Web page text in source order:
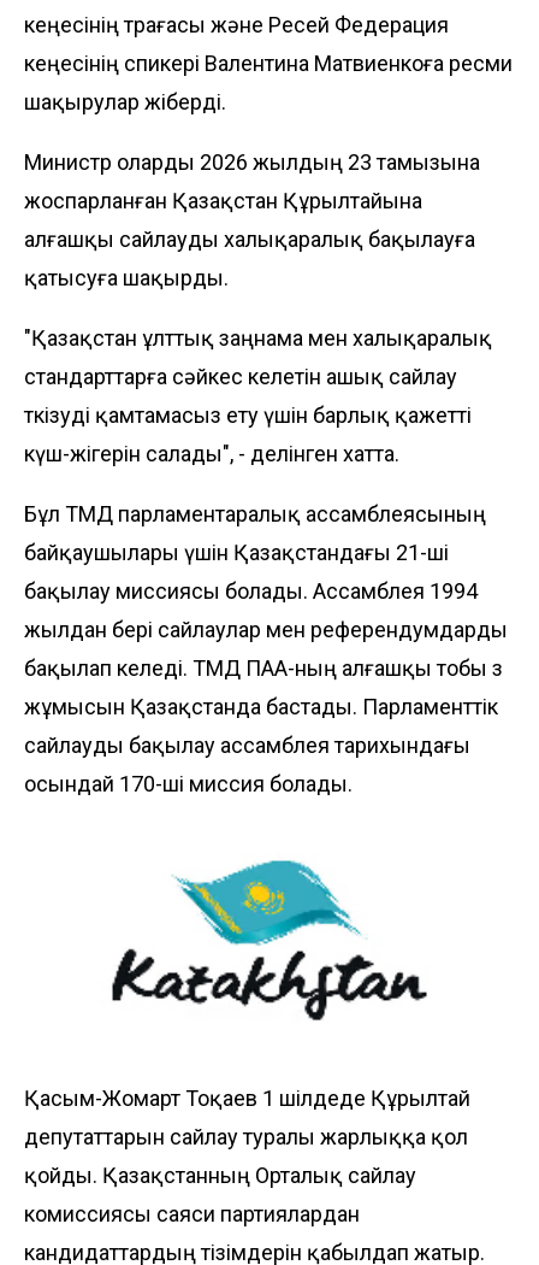
кеңесінің төрағасы және Ресей Федерация
кеңесінің спикері Валентина Матвиенкоға ресми
шақырулар жіберді.
Министр оларды 2026 жылдың 23 тамызына
жоспарланған Қазақстан Құрылтайына
алғашқы сайлауды халықаралық бақылауға
қатысуға шақырды.
"Қазақстан ұлттық заңнама мен халықаралық
стандарттарға сәйкес келетін ашық сайлау
өткізуді қамтамасыз ету үшін барлық қажетті
күш-жігерін салады", - делінген хатта.
Бұл ТМД парламентаралық ассамблеясының
байқаушылары үшін Қазақстандағы 21-ші
бақылау миссиясы болады. Ассамблея 1994
жылдан бері сайлаулар мен референдумдарды
бақылап келеді. ТМД ПАА-ның алғашқы тобы өз
жұмысын Қазақстанда бастады. Парламенттік
сайлауды бақылау ассамблея тарихындағы
осындай 170-ші миссия болады.
Қасым-Жомарт Тоқаев 1 шілдеде Құрылтай
депутаттарын сайлау туралы жарлыққа қол
қойды. Қазақстанның Орталық сайлау
комиссиясы саяси партиялардан
кандидаттардың тізімдерін қабылдап жатыр.